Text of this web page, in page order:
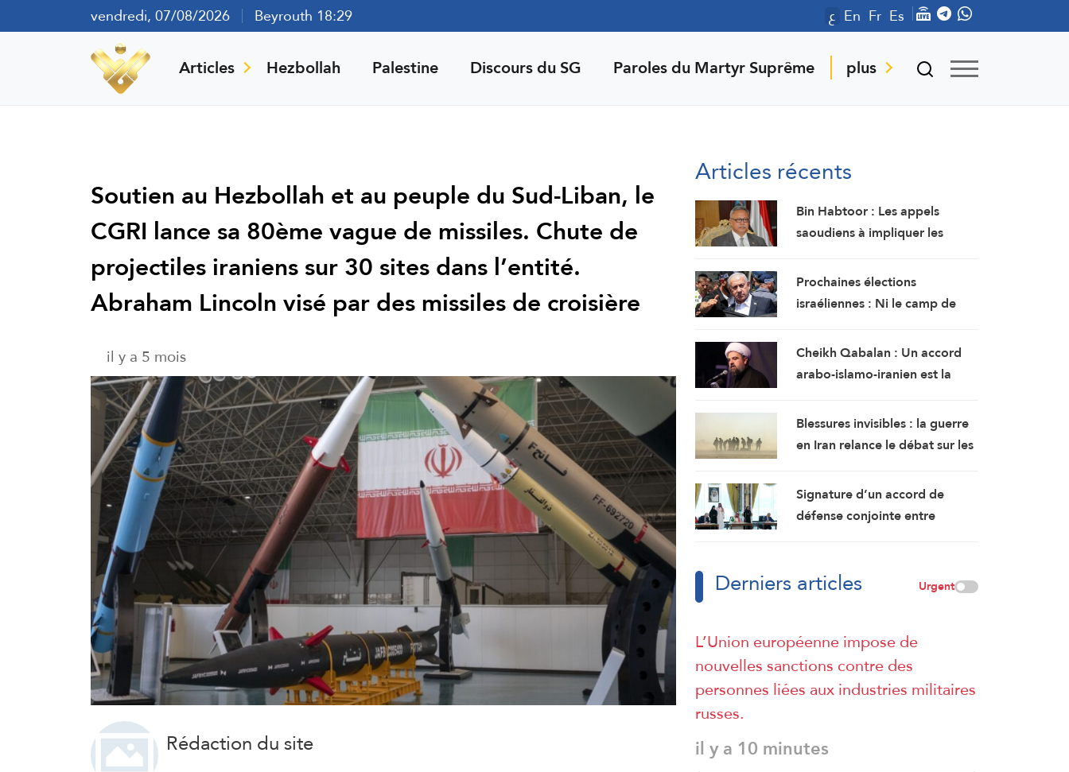
vendredi, 07/08/2026 Beyrouth 18:29 ع En Fr Es
Articles Hezbollah Palestine Discours du SG Paroles du Martyr Suprême plus
Soutien au Hezbollah et au peuple du Sud-Liban, le
CGRI lance sa 80ème vague de missiles. Chute de
projectiles iraniens sur 30 sites dans l’entité.
Abraham Lincoln visé par des missiles de croisière
il y a 5 mois
Rédaction du site
Articles récents
Bin Habtoor : Les appels
saoudiens à impliquer les
confrontation avec Sanaa
visent à maintenir le Yémen
Prochaines élections
israéliennes : Ni le camp de
disposent d’une majorité
suffisante pour former un
Cheikh Qabalan : Un accord
arabo-islamo-iranien est la
garantie pour la région
Blessures invisibles : la guerre
en Iran relance le débat sur les
américains
Signature d’un accord de
défense conjointe entre
Derniers articles Urgent
L’Union européenne impose de
nouvelles sanctions contre des
personnes liées aux industries militaires
russes.
il y a 10 minutes